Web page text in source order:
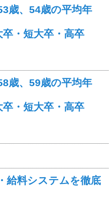
歳、54歳の平均年
・短大卒・高卒
歳、59歳の平均年
・短大卒・高卒
給料システムを徹底